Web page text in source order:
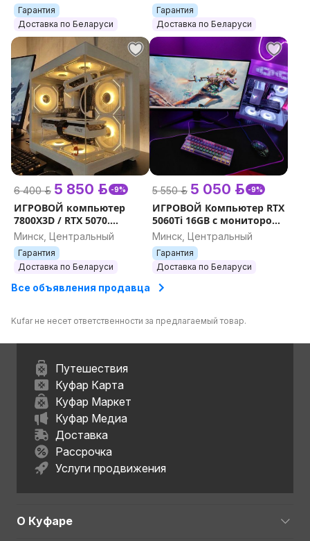
Гарантия
Доставка по Беларуси
Гарантия
Доставка по Беларуси
6 400 р. 5 850 р. -9%
ИГРОВОЙ компьютер
7800X3D / RTX 5070.
Новый. Гарантия.
Минск, Центральный
Гарантия
Доставка по Беларуси
5 550 р. 5 050 р. -9%
ИГРОВОЙ Компьютер RTX
5060Ti 16GB с монитором
27'' 240Герц . Гарантия.
Минск, Центральный
Гарантия
Доставка по Беларуси
Все объявления продавца
Kufar не несет ответственности за предлагаемый товар.
Путешествия
Куфар Карта
Куфар Маркет
Куфар Медиа
Доставка
Рассрочка
Услуги продвижения
О Куфаре